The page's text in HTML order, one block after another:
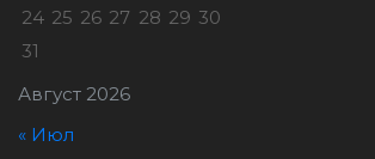
Август 2026
24 25 26 27 28 29 30
31
« Июл